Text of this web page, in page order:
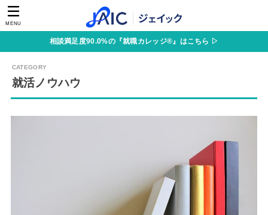
MENU
相談満足度90.0%の『就職カレッジ®』はこちら ▷
就活ノウハウ